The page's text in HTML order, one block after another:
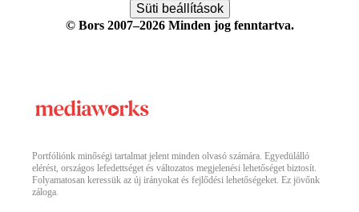
Süti beállítások
© Bors 2007–2026 Minden jog fenntartva.
Portfóliónk minőségi tartalmat jelent minden olvasó számára. Egyedülálló
elérést, országos lefedettséget és változatos megjelenési lehetőséget biztosít.
Folyamatosan keressük az új irányokat és fejlődési lehetőségeket. Ez jövőnk
záloga.